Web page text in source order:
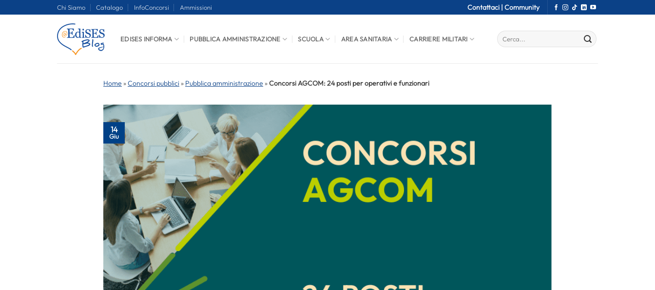
Chi Siamo Catalogo InfoConcorsi Ammissioni Contattaci | Community
EDISES INFORMA PUBBLICA AMMINISTRAZIONE SCUOLA AREA SANITARIA CARRIERE MILITARI
Home »Concorsi pubblici » Pubblica amministrazione »Concorsi AGCOM: 24 posti per operativi e funzionari
14
Giu